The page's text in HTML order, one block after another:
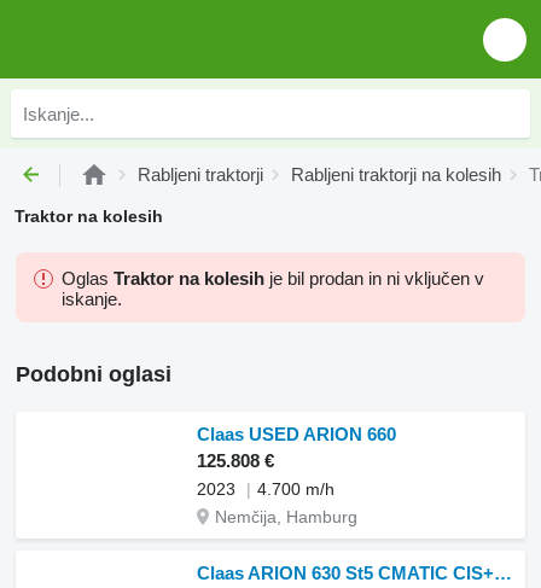
Rabljeni traktorji Rabljeni traktorji na kolesih
Traktor na kolesih
Oglas Traktor na kolesih je bil prodan in ni vključen v
iskanje.
Podobni oglasi
Claas USED ARION 660
125.808 €
2023
4.700 m/h
Nemčija, Hamburg
Claas ARION 630 St5 CMATIC CIS+ CMATIC CIS+